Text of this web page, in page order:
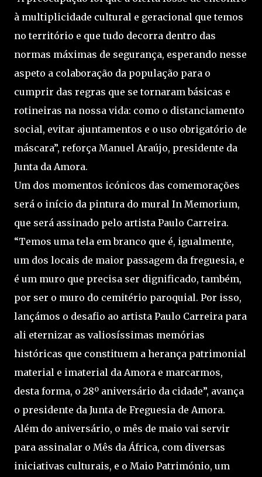
à multiplicidade cultural e geracional que temos
no território e que tudo decorra dentro das
normas máximas de segurança, esperando nesse
aspeto a colaboração da população para o
cumprir das regras que se tornaram básicas e
rotineiras na nossa vida: como o distanciamento
social, evitar ajuntamentos e o uso obrigatório de
máscara”, reforça Manuel Araújo, presidente da
Junta da Amora.
Um dos momentos icónicos das comemorações
será o início da pintura do mural In Memorium,
que será assinado pelo artista Paulo Carreira.
“Temos uma tela em branco que é, igualmente,
um dos locais de maior passagem da freguesia, e
é um muro que precisa ser dignificado, também,
por ser o muro do cemitério paroquial. Por isso,
lançámos o desafio ao artista Paulo Carreira para
ali eternizar as valiosíssimas memórias
históricas que constituem a herança patrimonial
material e imaterial da Amora e marcarmos,
desta forma, o 28º aniversário da cidade”, avança
o presidente da Junta de Freguesia de Amora.
Além do aniversário, o mês de maio vai servir
para assinalar o Mês da África, com diversas
iniciativas culturais, e o Maio Património, um